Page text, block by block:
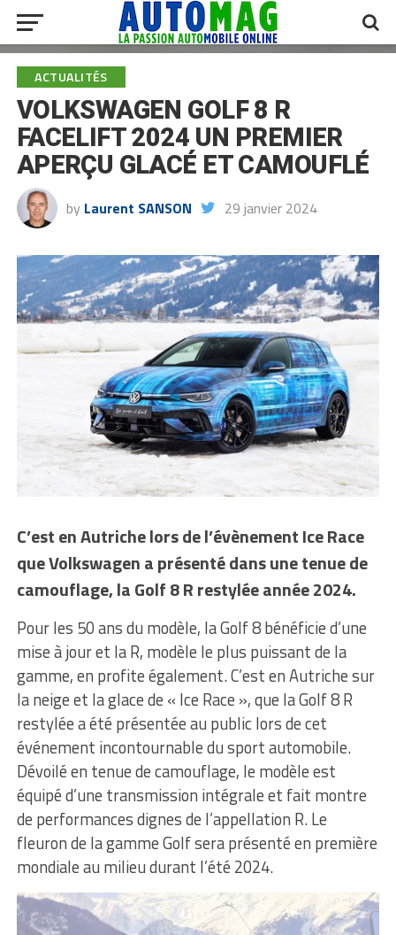
ACTUALITÉS
VOLKSWAGEN GOLF 8 R
FACELIFT 2024 UN PREMIER
APERÇU GLACÉ ET CAMOUFLÉ
by Laurent SANSON 29 janvier 2024
C’est en Autriche lors de l’évènement Ice Race
que Volkswagen a présenté dans une tenue de
camouflage, la Golf 8 R restylée année 2024.
Pour les 50 ans du modèle, la Golf 8 bénéficie d’une
mise à jour et la R, modèle le plus puissant de la
gamme, en profite également. C’est en Autriche sur
la neige et la glace de « Ice Race », que la Golf 8 R
restylée a été présentée au public lors de cet
événement incontournable du sport automobile.
Dévoilé en tenue de camouflage, le modèle est
équipé d’une transmission intégrale et fait montre
de performances dignes de l’appellation R. Le
fleuron de la gamme Golf sera présenté en première
mondiale au milieu durant l’été 2024.